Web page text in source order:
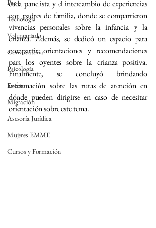
Paz
Tecnología
Voluntariado
Convocatoria
Psicología
Evento
Migración
Asesoría Jurídica
Mujeres EMME
Cursos y Formación
cada panelista y el intercambio de experiencias
con padres de familia, donde se compartieron
vivencias personales sobre la infancia y la
crianza. Además, se dedicó un espacio para
compartir orientaciones y recomendaciones
para los oyentes sobre la crianza positiva.
Finalmente, se concluyó brindando
información sobre las rutas de atención en
dónde pueden dirigirse en caso de necesitar
orientación sobre este tema.